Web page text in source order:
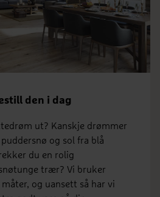
den i dag
ut? Kanskje drømmer
og sol fra blå
du en rolig
trær? Vi bruker
og uansett så har vi